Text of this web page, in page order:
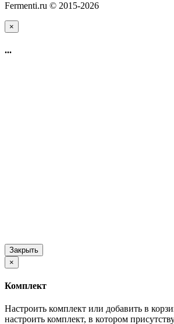
Fermenti.ru © 2015-2026
×
...
Закрыть
×
Комплект
Настроить комплект или добавить в
настроить комплект, в котором